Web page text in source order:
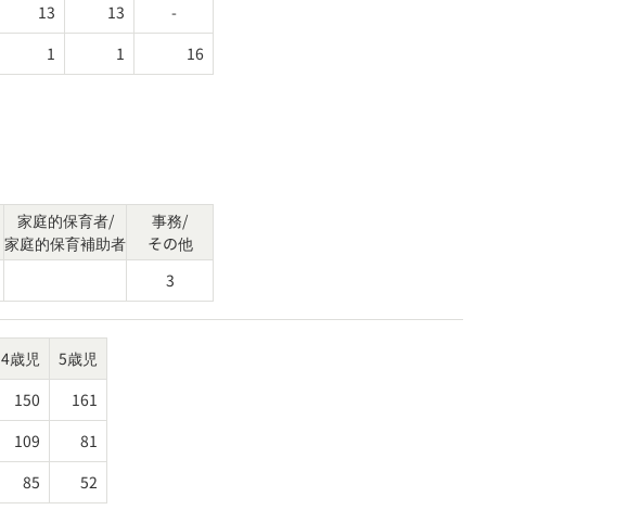
13 13
-
1 1
16
家庭的保育者/
家庭的保育補助者
事務/
その他
3
4歳児
5歳児
150
161
109
81
85 52